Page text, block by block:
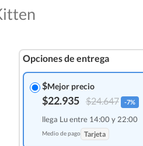
Opciones de entrega
$Mejor precio
$22.935 $24.647 -7%
llega Lu entre 14:00 y 22:00
Medio de pago Tarjeta